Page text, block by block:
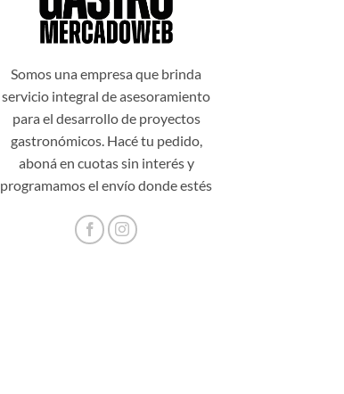
Somos una empresa que brinda
servicio integral de asesoramiento
para el desarrollo de proyectos
gastronómicos. Hacé tu pedido,
aboná en cuotas sin interés y
programamos el envío donde estés